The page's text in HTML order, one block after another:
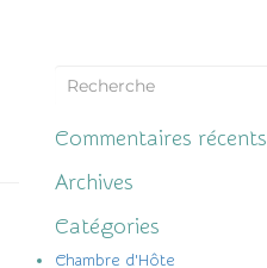
Commentaires récents
Archives
Catégories
Chambre d'Hôte